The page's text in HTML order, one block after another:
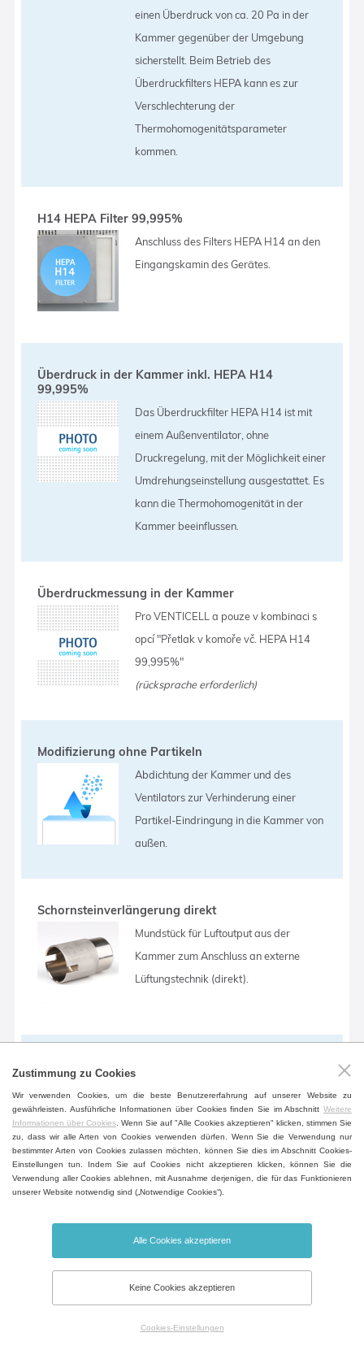
einen Überdruck von ca. 20 Pa in der
Kammer gegenüber der Umgebung
sicherstellt. Beim Betrieb des
Überdruckfilters HEPA kann es zur
Verschlechterung der
Thermohomogenitätsparameter
kommen.
H14 HEPA Filter 99,995%
Anschluss des Filters HEPA H14 an den
Eingangskamin des Gerätes.
Überdruck in der Kammer inkl. HEPA H14
99,995%
Das Überdruckfilter HEPA H14 ist mit
einem Außenventilator, ohne
Druckregelung, mit der Möglichkeit einer
Umdrehungseinstellung ausgestattet. Es
kann die Thermohomogenität in der
Kammer beeinflussen.
Überdruckmessung in der Kammer
Pro VENTICELL a pouze v kombinaci s
opcí "Přetlak v komoře vč. HEPA H14
99,995%"
(rücksprache erforderlich)
Modifizierung ohne Partikeln
Abdichtung der Kammer und des
Ventilators zur Verhinderung einer
Partikel-Eindringung in die Kammer von
außen.
Schornsteinverlängerung direkt
Mundstück für Luftoutput aus der
Kammer zum Anschluss an externe
Lüftungstechnik (direkt).
Schornsteinverlängerung 90°
Kammer zum Anschluss an externe
Lüftungstechnik (gebogen - 90°).
Schornsteinverlängerung direkt (mit
Kondensatabzug)
Mundstück für Luftoutput aus der
Kammer zum Anschluss an externe
Lüftungstechnik (direkt mit Kondensat-
Ableitung).
Zustimmung zu Cookies
Wir verwenden Cookies, um die beste Benutzererfahrung auf unserer Website zu
gewährleisten. Ausführliche Informationen über Cookies finden Sie im Abschnitt Weitere
Informationen über Cookies . Wenn Sie auf "Alle Cookies akzeptieren" klicken, stimmen Sie
zu, dass wir alle Arten von Cookies verwenden dürfen. Wenn Sie die Verwendung nur
bestimmter Arten von Cookies zulassen möchten, können Sie dies im Abschnitt Cookies-
Einstellungen tun. Indem Sie auf Cookies nicht akzeptieren klicken, können Sie die
Verwendung aller Cookies ablehnen, mit Ausnahme derjenigen, die für das Funktionieren
unserer Website notwendig sind („Notwendige Cookies“).
Alle Cookies akzeptieren
Keine Cookies akzeptieren
Cookies-Einstellungen